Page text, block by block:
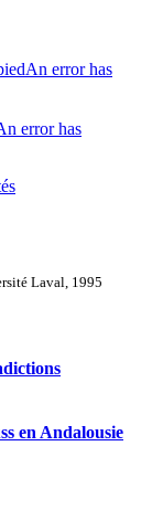
An error has
error has
Laval, 1995
en Andalousie